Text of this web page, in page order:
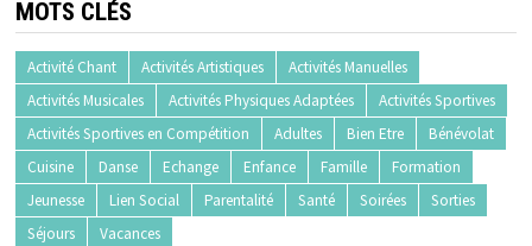
MOTS CLÉS
Activité Chant Activités Artistiques
Activités Manuelles
Activités Musicales
Activités Physiques Adaptées
Activités Sportives
Activités Sportives en Compétition
Adultes Bien Etre
Bénévolat
Cuisine
Danse Echange Enfance Famille
Formation
Jeunesse
Lien Social Parentalité Santé Soirées
Sorties
Séjours
Vacances